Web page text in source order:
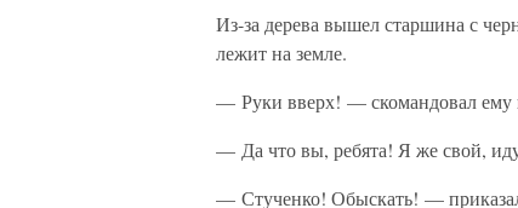
Из-за дерева вышел старшина с
лежит на земле.
— Руки вверх! — скомандовал ему
— Да что вы, ребята! Я же свой,
— Стученко! Обыскать! —